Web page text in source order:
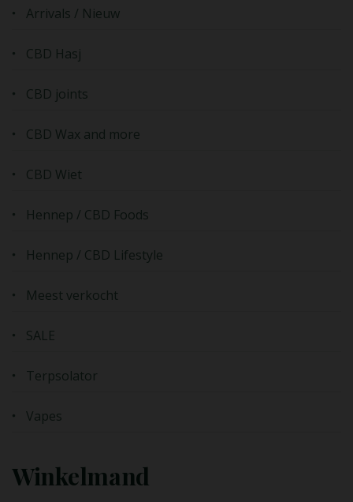
Arrivals / Nieuw
CBD Hasj
CBD joints
CBD Wax and more
CBD Wiet
Hennep / CBD Foods
Hennep / CBD Lifestyle
Meest verkocht
SALE
Terpsolator
Vapes
Winkelmand